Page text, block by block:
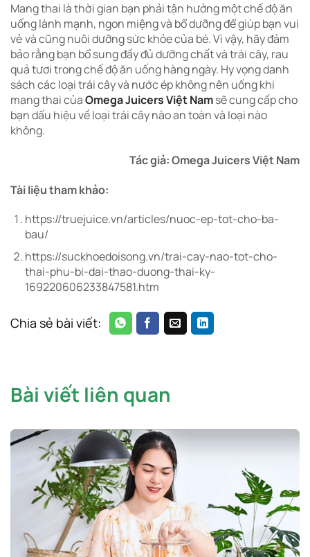
Mang thai là thời gian bạn phải tận hưởng một chế độ ăn
uống lành mạnh, ngon miệng và bổ dưỡng để giúp bạn vui
vẻ và cũng nuôi dưỡng sức khỏe của bé. Vì vậy, hãy đảm
bảo rằng bạn bổ sung đầy đủ dưỡng chất và trái cây, rau
quả tươi trong chế độ ăn uống hàng ngày. Hy vọng danh
sách các loại trái cây và nước ép không nên uống khi
mang thai củaOmega Juicers Việt Namsẽ cung cấp cho
bạn dấu hiệu về loại trái cây nào an toàn và loại nào
không.
Tác giả: Omega Juicers Việt Nam
Tài liệu tham khảo:
https://truejuice.vn/articles/nuoc-ep-tot-cho-ba-
bau/
https://suckhoedoisong.vn/trai-cay-nao-tot-cho-
thai-phu-bi-dai-thao-duong-thai-ky-
169220606233847581.htm
Chia sẻ bài viết:
Bài viết liên quan